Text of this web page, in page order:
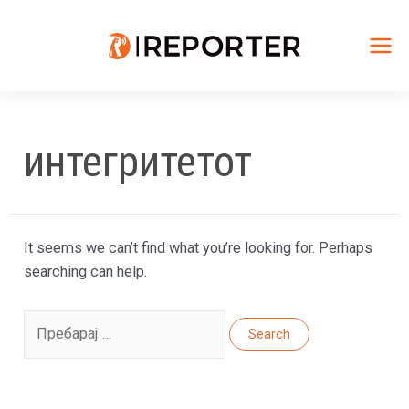
интегритетот
It seems we can’t find what you’re looking for. Perhaps
searching can help.